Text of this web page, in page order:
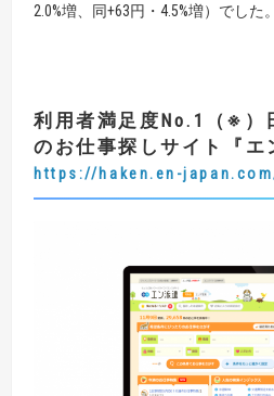
2.0%増、同+63円・4.5%増）でした。
利用者満足度No.1（※）
のお仕事探しサイト『エ
https://haken.en-